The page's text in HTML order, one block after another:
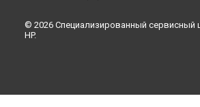
© 2026 Специализированный сервисный
HP.